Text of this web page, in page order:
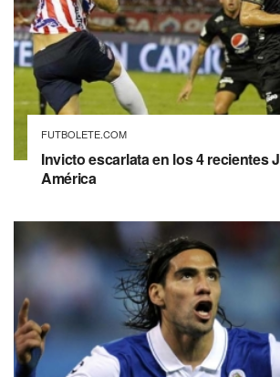
FUTBOLETE.COM
Invicto escarlata en los 4 recientes
América